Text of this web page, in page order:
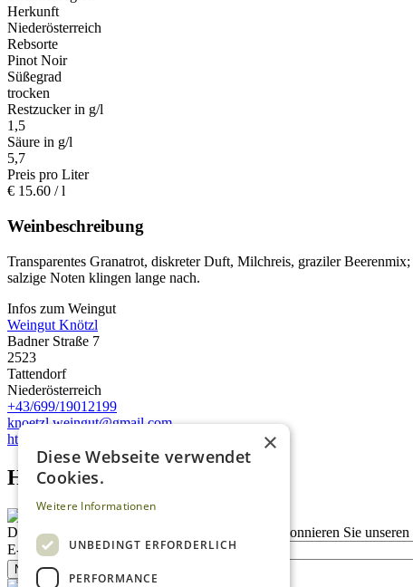
Herkunft
Niederösterreich
Rebsorte
Pinot Noir
Süßegrad
trocken
Restzucker in g/l
1,5
Säure in g/l
5,7
Preis pro Liter
€ 15.60 / l
Weinbeschreibung
Transparentes Granatrot, diskreter Duft, Milchreis, graziler
salzige Noten klingen lange nach.
Infos zum Weingut
Weingut Knötzl
Badner Straße 7
2523
Tattendorf
Niederösterreich
+43/699/19012199
knoetzl.weingut@gmail.com
https://www.weingut-knoetzl.at/
Homepage advert block
Description
Abonnieren Sie
E-Mail
Newsletter bestellen
×
Diese Webseite verwendet
Cookies.
Weitere Informationen
UNBEDINGT ERFORDERLICH
PERFORMANCE